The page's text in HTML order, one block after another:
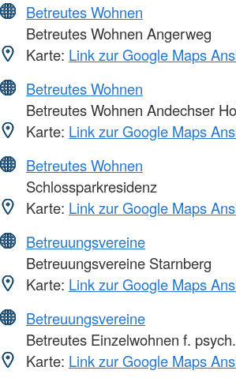
Betreutes Wohnen
Betreutes Wohnen Angerweg
Karte: Link zur Google Maps
Betreutes Wohnen
Betreutes Wohnen Andechser
Karte: Link zur Google Maps
Betreutes Wohnen
Schlossparkresidenz
Karte: Link zur Google Maps
Betreuungsvereine
Betreuungsvereine Starnberg
Karte: Link zur Google Maps
Betreuungsvereine
Betreutes Einzelwohnen f.
Karte: Link zur Google Maps